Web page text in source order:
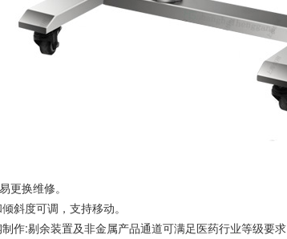
更换维修。
斜度可调，支持移动。
作:剔余装置及非金属产品通道可满足医药行业等级要求